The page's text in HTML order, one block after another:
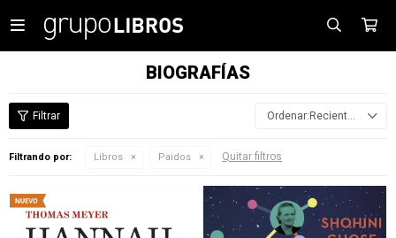

BIOGRAFÍAS
Recientes
Filtrando por: Libros Paidos Quitar filtros